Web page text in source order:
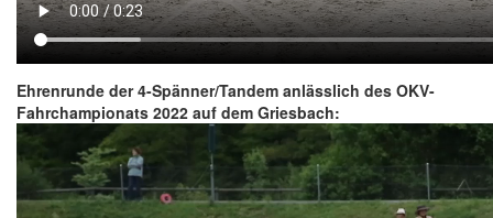
Ehrenrunde der 4-Spänner/Tandem anlässlich des OKV-
Fahrchampionats 2022 auf dem Griesbach: